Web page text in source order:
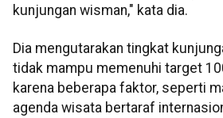
kunjungan wisman," kata dia.
Dia mengutarakan tingkat
tidak mampu memenuhi target
karena beberapa faktor, seperti
agenda wisata bertaraf